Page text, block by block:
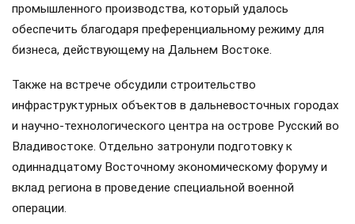
промышленного производства, который удалось
обеспечить благодаря преференциальному режиму для
бизнеса, действующему на Дальнем Востоке.
Также на встрече обсудили строительство
инфраструктурных объектов в дальневосточных городах
и научно-технологического центра на острове Русский во
Владивостоке. Отдельно затронули подготовку к
одиннадцатому Восточному экономическому форуму и
вклад региона в проведение специальной военной
операции.